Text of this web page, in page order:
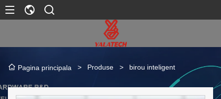
Pagina principala > Produse > birou inteligent